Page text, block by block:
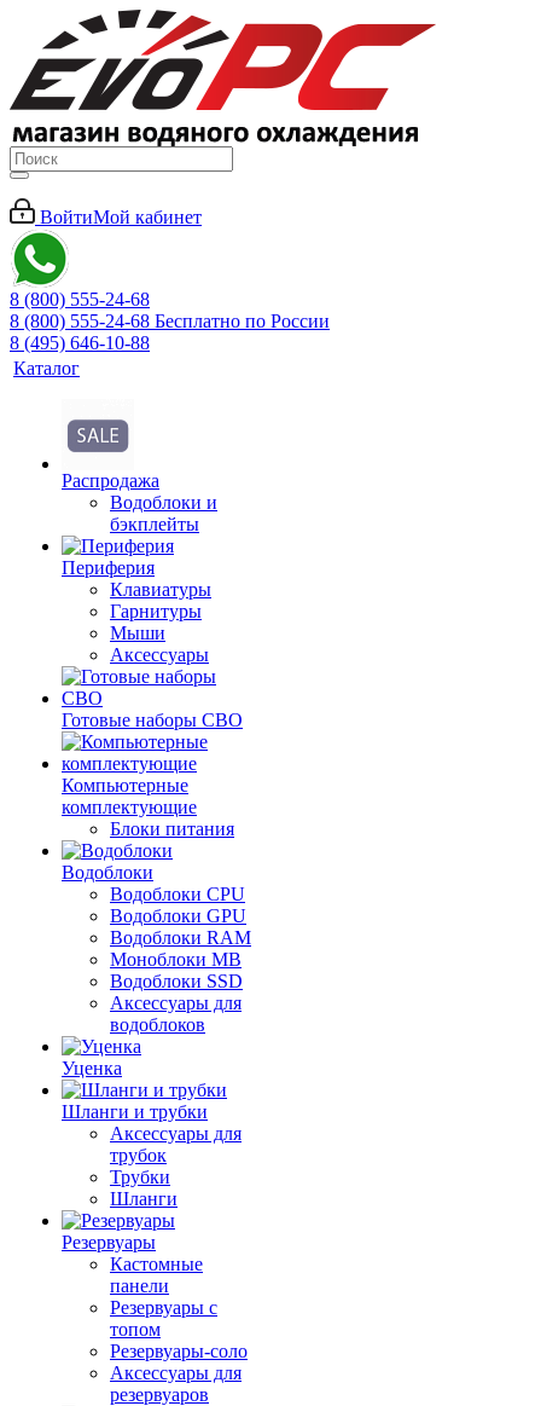
ВойтиМой кабинет
8 (800) 555-24-68
8 (800) 555-24-68 Бесплатно по России
8 (495) 646-10-88
Каталог
Распродажа
Водоблоки и
бэкплейты
Периферия
Клавиатуры
Гарнитуры
Мыши
Аксессуары
Готовые наборы СВО
Компьютерные
комплектующие
Блоки питания
Водоблоки
Водоблоки CPU
Водоблоки GPU
Водоблоки RAM
Моноблоки MB
Водоблоки SSD
Аксессуары для
водоблоков
Уценка
Шланги и трубки
Аксессуары для
трубок
Трубки
Шланги
Резервуары
Кастомные
панели
Резервуары с
топом
Резервуары-соло
Аксессуары для
резервуаров